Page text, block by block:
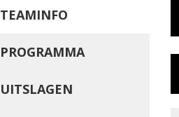
TEAMINFO
PROGRAMMA
UITSLAGEN